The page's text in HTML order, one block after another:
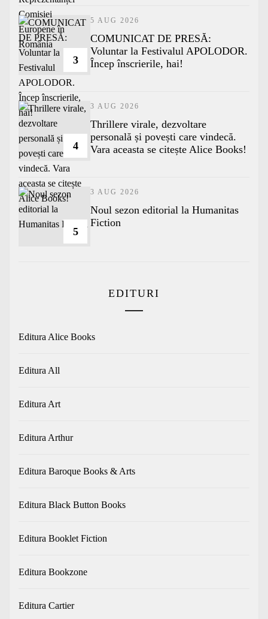
3
5 AUG 2026
COMUNICAT DE PRESĂ:
Voluntar la Festivalul APOLODOR.
Încep înscrierile, hai!
4
3 AUG 2026
Thrillere virale, dezvoltare
personală și povești care vindecă.
Vara aceasta se citește Alice Books!
5
3 AUG 2026
​Noul sezon editorial la Humanitas
Fiction
EDITURI
Editura Alice Books
Editura All
Editura Art
Editura Arthur
Editura Baroque Books & Arts
Editura Black Button Books
Editura Booklet Fiction
Editura Bookzone
Editura Cartier